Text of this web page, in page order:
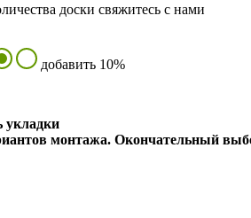
доски свяжитесь с нами
добавить 10%
укладки
монтажа. Окончательный